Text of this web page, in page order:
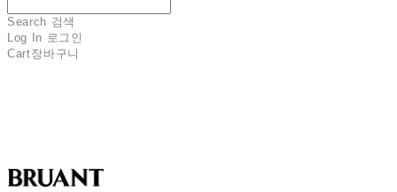
Search 검색
Log In 로그인
Cart장바구니